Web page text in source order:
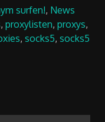
surfen!, News
, proxylisten, proxys,
, socks5, socks5